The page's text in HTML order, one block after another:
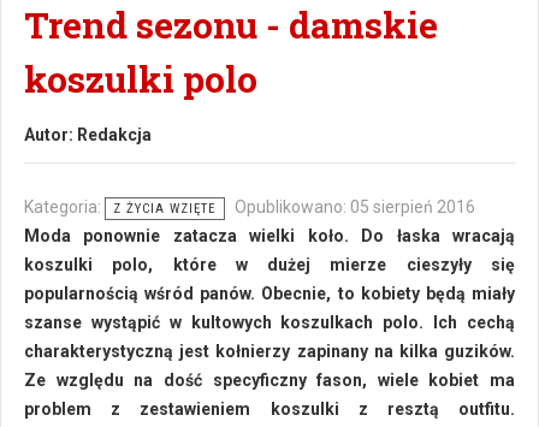
Trend sezonu - damskie
koszulki polo
Autor: Redakcja
Kategoria: Z ŻYCIA WZIĘTE
Opublikowano: 05 sierpień 2016
Moda ponownie zatacza wielki koło. Do łaska wracają
koszulki polo, które w dużej mierze cieszyły się
popularnością wśród panów. Obecnie, to kobiety będą miały
szanse wystąpić w kultowych koszulkach polo. Ich cechą
charakterystyczną jest kołnierzy zapinany na kilka guzików.
Ze względu na dość specyficzny fason, wiele kobiet ma
problem z zestawieniem koszulki z resztą outfitu.